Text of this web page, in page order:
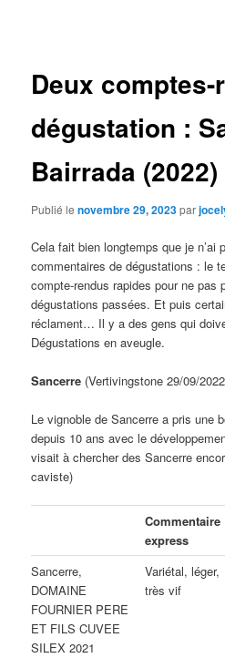
Deux
dégustation :
Bairrada (2022)
Publié lenovembre 29, 2023par
Cela fait bien longtemps que je n’ai
commentaires de dégustations : le
compte-rendus rapides pour ne pas
dégustations passées. Et puis
réclament… Il y a des gens qui
Dégustations en aveugle.
Sancerre (Vertivingstone 29/09/
Le vignoble de Sancerre a pris une
depuis 10 ans avec le
visait à chercher des Sancerre
caviste)
Commentaire
express
Sancerre,
DOMAINE
FOURNIER PERE
ET FILS CUVEE
SILEX 2021
Variétal, léger,
très vif